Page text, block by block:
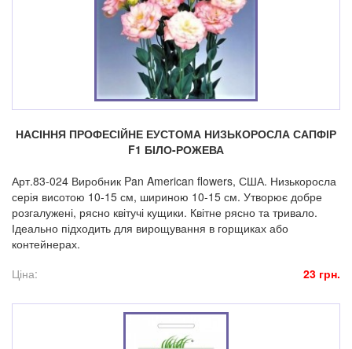
НАСІННЯ ПРОФЕСІЙНЕ ЕУСТОМА НИЗЬКОРОСЛА САПФІР
F1 БІЛО-РОЖЕВА
Арт.83-024 Виробник Pan American flowers, США. Низькоросла
серія висотою 10-15 см, шириною 10-15 см. Утворює добре
розгалужені, рясно квітучі кущики. Квітне рясно та тривало.
Ідеально підходить для вирощування в горщиках або
контейнерах.
Ціна:
23 грн.